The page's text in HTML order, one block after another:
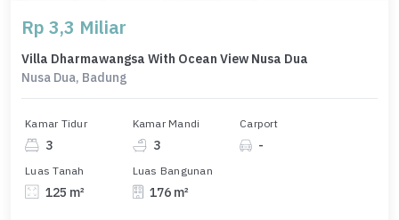
Rp 3,3 Miliar
Villa Dharmawangsa With Ocean View Nusa Dua
Nusa Dua, Badung
Kamar Tidur
3
Kamar Mandi
3
Carport
-
Luas Tanah
125 m²
Luas Bangunan
176 m²